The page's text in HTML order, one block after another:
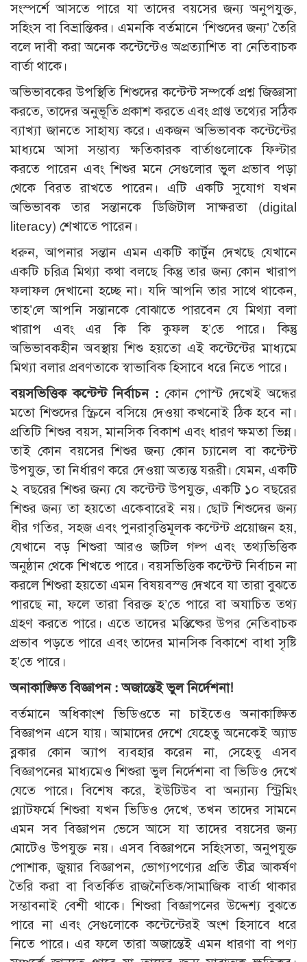
সংস্পর্শে আসতে পারে যা তাদের বয়সের জন্য অনুপযুক্ত,
সহিংস বা বিভ্রান্তিকর। এমনকি বর্তমানে ‘শিশুদের জন্য’ তৈরি
বলে দাবী করা অনেক কন্টেন্টেও অপ্রত্যাশিত বা নেতিবাচক
বার্তা থাকে।
অভিভাবকের উপস্থিতি শিশুদের কন্টেন্ট সম্পর্কে প্রশ্ন জিজ্ঞাসা
করতে, তাদের অনুভূতি প্রকাশ করতে এবং প্রাপ্ত তথ্যের সঠিক
ব্যাখ্যা জানতে সাহায্য করে। একজন অভিভাবক কন্টেন্টের
মাধ্যমে আসা সম্ভাব্য ক্ষতিকারক বার্তাগুলোকে ফিল্টার
করতে পারেন এবং শিশুর মনে সেগুলোর ভুল প্রভাব পড়া
থেকে বিরত রাখতে পারেন। এটি একটি সুযোগ যখন
অভিভাবক তার সন্তানকে ডিজিটাল সাক্ষরতা (digital
literacy) শেখাতে পারেন।
ধরুন, আপনার সন্তান এমন একটি কার্টুন দেখছে যেখানে
একটি চরিত্র মিথ্যা কথা বলছে কিন্তু তার জন্য কোন খারাপ
ফলাফল দেখানো হচ্ছে না। যদি আপনি তার সাথে থাকেন,
তাহ’লে আপনি সন্তানকে বোঝাতে পারবেন যে মিথ্যা বলা
খারাপ এবং এর কি কি কুফল হ’তে পারে। কিন্তু
অভিভাবকহীন অবস্থায় শিশু হয়তো এই কন্টেন্টের মাধ্যমে
মিথ্যা বলার প্রবণতাকে স্বাভাবিক হিসাবে ধরে নিতে পারে।
বয়সভিত্তিক কন্টেন্ট নির্বাচন : কোন পোস্ট দেখেই অন্ধের
মতো শিশুদের স্ক্রিনে বসিয়ে দেওয়া কখনোই ঠিক হবে না।
প্রতিটি শিশুর বয়স, মানসিক বিকাশ এবং ধারণ ক্ষমতা ভিন্ন।
তাই কোন বয়সের শিশুর জন্য কোন চ্যানেল বা কন্টেন্ট
উপযুক্ত, তা নির্ধারণ করে দেওয়া অত্যন্ত যরূরী। যেমন, একটি
২ বছরের শিশুর জন্য যে কন্টেন্ট উপযুক্ত, একটি ১০ বছরের
শিশুর জন্য তা হয়তো একেবারেই নয়। ছোট শিশুদের জন্য
ধীর গতির, সহজ এবং পুনরাবৃত্তিমূলক কন্টেন্ট প্রয়োজন হয়,
যেখানে বড় শিশুরা আরও জটিল গল্প এবং তথ্যভিত্তিক
অনুষ্ঠান থেকে শিখতে পারে। বয়সভিত্তিক কন্টেন্ট নির্বাচন না
করলে শিশুরা হয়তো এমন বিষয়বস্ত্ত দেখবে যা তারা বুঝতে
পারছে না, ফলে তারা বিরক্ত হ’তে পারে বা অযাচিত তথ্য
গ্রহণ করতে পারে। এতে তাদের মস্তিষ্কের উপর নেতিবাচক
প্রভাব পড়তে পারে এবং তাদের মানসিক বিকাশে বাধা সৃষ্টি
হ’তে পারে।
অনাকাঙ্ক্ষিত বিজ্ঞাপন : অজান্তেই ভুল নির্দেশনা!
বর্তমানে অধিকাংশ ভিডিওতে না চাইতেও অনাকাঙ্ক্ষিত
বিজ্ঞাপন এসে যায়। আমাদের দেশে যেহেতু অনেকেই অ্যাড
ব্লকার কোন অ্যাপ ব্যবহার করেন না, সেহেতু এসব
বিজ্ঞাপনের মাধ্যমেও শিশুরা ভুল নির্দেশনা বা ভিডিও দেখে
যেতে পারে। বিশেষ করে, ইউটিউব বা অন্যান্য স্ট্রিমিং
প্ল্যাটফর্মে শিশুরা যখন ভিডিও দেখে, তখন তাদের সামনে
এমন সব বিজ্ঞাপন ভেসে আসে যা তাদের বয়সের জন্য
মোটেও উপযুক্ত নয়। এসব বিজ্ঞাপনে সহিংসতা, অনুপযুক্ত
পোশাক, জুয়ার বিজ্ঞাপন, ভোগ্যপণ্যের প্রতি তীব্র আকর্ষণ
তৈরি করা বা বিতর্কিত রাজনৈতিক/সামাজিক বার্তা থাকার
সম্ভাবনাই বেশী থাকে। শিশুরা বিজ্ঞাপনের উদ্দেশ্য বুঝতে
পারে না এবং সেগুলোকে কন্টেন্টেরই অংশ হিসাবে ধরে
নিতে পারে। এর ফলে তারা অজান্তেই এমন ধারণা বা পণ্য